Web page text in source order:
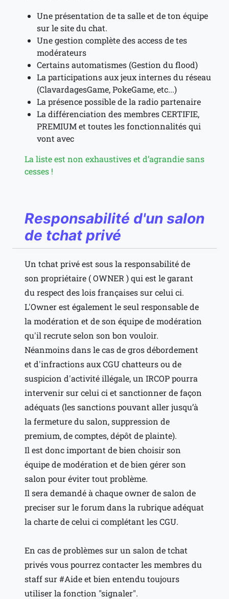
Une présentation de ta salle et de ton équipe
sur le site du chat.
Une gestion complète des access de tes
modérateurs
Certains automatismes (Gestion du flood)
La participations aux jeux internes du réseau
(ClavardagesGame, PokeGame, etc...)
La présence possible de la radio partenaire
La différenciation des membres CERTIFIE,
PREMIUM et toutes les fonctionnalités qui
vont avec
La liste est non exhaustives et d’agrandie sans
cesses !
Responsabilité d'un salon
de tchat privé
Un tchat privé est sous la responsabilité de
son propriétaire ( OWNER ) qui est le garant
du respect des lois françaises sur celui ci.
L'Owner est également le seul responsable de
la modération et de son équipe de modération
qu'il recrute selon son bon vouloir.
Néanmoins dans le cas de gros débordement
et d'infractions aux CGU chatteurs ou de
suspicion d'activité illégale, un IRCOP pourra
intervenir sur celui ci et sanctionner de façon
adéquats (les sanctions pouvant aller jusqu’à
la fermeture du salon, suppression de
premium, de comptes, dépôt de plainte).
Il est donc important de bien choisir son
équipe de modération et de bien gérer son
salon pour éviter tout problème.
Il sera demandé à chaque owner de salon de
preciser sur le forum dans la rubrique adéquat
la charte de celui ci complétant les CGU.
En cas de problèmes sur un salon de tchat
privés vous pourrez contacter les membres du
staff sur #Aide et bien entendu toujours
utiliser la fonction "signaler".